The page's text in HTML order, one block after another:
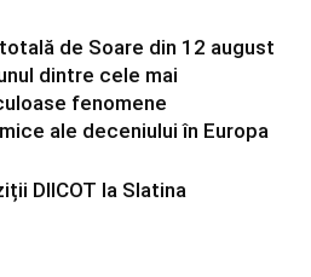
de Soare din 12 august
dintre cele mai
fenomene
ale deceniului în Europa
DIICOT la Slatina